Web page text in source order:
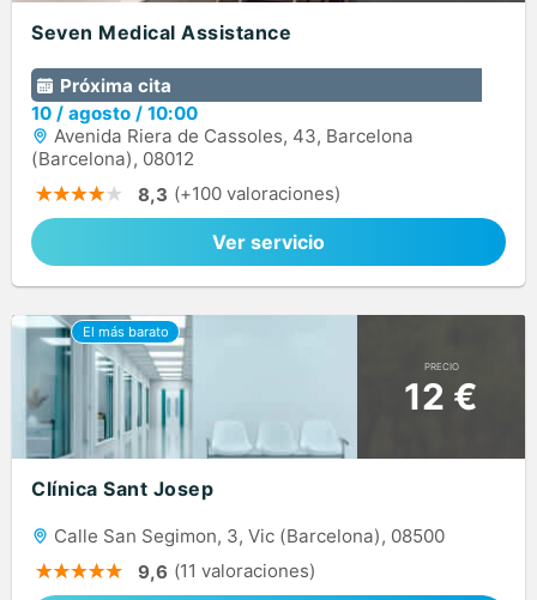
Seven Medical Assistance
Próxima cita
10 / agosto / 10:00
Avenida Riera de Cassoles, 43, Barcelona
(Barcelona), 08012
8,3 (+100 valoraciones)
Ver servicio
PRECIO
12 €
Clínica Sant Josep
Calle San Segimon, 3, Vic (Barcelona), 08500
9,6 (11 valoraciones)